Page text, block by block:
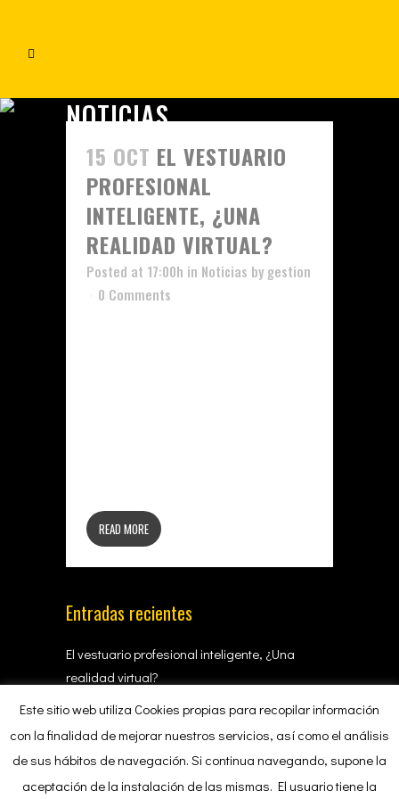
NOTICIAS
15 OCT EL VESTUARIO
PROFESIONAL
INTELIGENTE, ¿UNA
REALIDAD VIRTUAL?
Posted at 17:00h in Noticias by gestion
0 Comments
READ MORE
Entradas recientes
El vestuario profesional inteligente, ¿Una
realidad virtual?
Categorías
Noticias
Este sitio web utiliza Cookies propias para recopilar información
con la finalidad de mejorar nuestros servicios, así como el análisis
de sus hábitos de navegación. Si continua navegando, supone la
aceptación de la instalación de las mismas. El usuario tiene la